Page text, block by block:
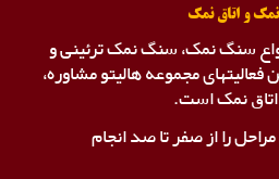
و اتاق نمک
سنگ نمک، سنگ نمک ترئینی و
مجموعه هالیتو مشاوره،
نمک است.
را از صفر تا صد انجام